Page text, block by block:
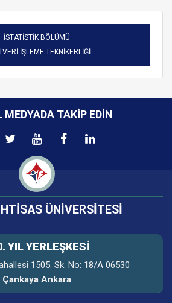
İSTATİSTİK BÖLÜMÜ
İŞLEME TEKNİKERLİĞİ
MEDYADA TAKIP EDIN
ÜNİVERSİTESİ
YIL YERLEŞKESI
1505. Sk. No: 18/A 06530
Çankaya Ankara